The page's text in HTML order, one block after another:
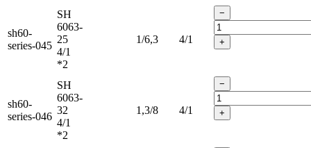
sh60-
series-045
SH
6063-
25
4/1
*2
1/6,3 4/1
−
+
sh60-
series-046
SH
6063-
32
4/1
*2
1,3/8 4/1
−
+